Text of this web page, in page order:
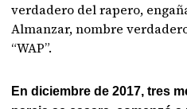
verdadero del rapero,
Almanzar, nombre
“WAP”.
En diciembre de 2017, tres